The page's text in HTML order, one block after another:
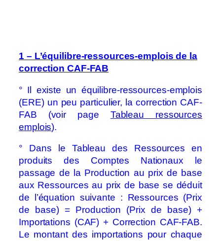
1 – L’équilibre-ressources-emplois de la
correction CAF-FAB
° Il existe un équilibre-ressources-emplois
(ERE) un peu particulier, la correction CAF-
FAB (voir page Tableau ressources
emplois).
° Dans le Tableau des Ressources en
produits des Comptes Nationaux le
passage de la Production au prix de base
aux Ressources au prix de base se déduit
de l’équation suivante : Ressources (Prix
de base) = Production (Prix de base) +
Importations (CAF) + Correction CAF-FAB.
Le montant des importations pour chaque